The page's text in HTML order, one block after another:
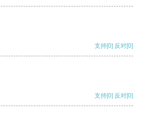
支持[0] 反对[0]
支持[0] 反对[0]